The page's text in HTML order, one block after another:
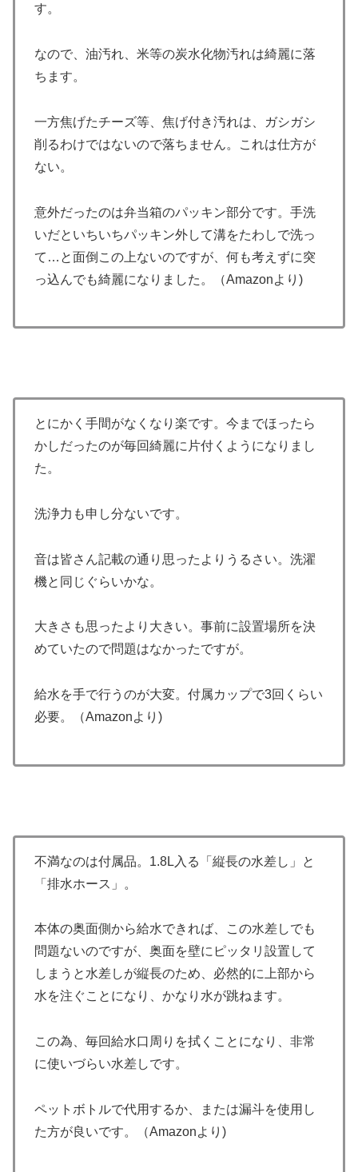
す。
なので、油汚れ、米等の炭水化物汚れは綺麗に落
ちます。
一方焦げたチーズ等、焦げ付き汚れは、ガシガシ
削るわけではないので落ちません。
これは仕方が
ない。
意外だったのは弁当箱のパッキン部分です。手洗
いだといちいちパッキン外して溝をたわしで洗っ
て…と面倒この上ないのですが、何も考えずに突
っ込んでも綺麗になりました。（Amazonより)
とにかく手間がなくなり楽です。今までほったら
かしだったのが毎回綺麗に片付くようになりまし
た。
洗浄力も申し分ないです。
音は皆さん記載の通り思ったよりうるさい。洗濯
機と同じぐらいかな。
大きさも思ったより大きい。事前に設置場所を決
めていたので問題はなかったですが。
給水を手で行うのが大変。付属カップで3回くらい
必要。
（Amazonより)
不満なのは付属品。1.8L入る「縦長の水差し」と
「排水ホース」。
本体の奥面側から給水できれば、この水差しでも
問題ないのですが、奥面を壁にピッタリ設置して
しまうと水差しが縦長のため、必然的に上部から
水を注ぐことになり、かなり水が跳ねます。
この為、毎回給水口周りを拭くことになり、非常
に使いづらい水差しです。
ペットボトルで代用するか、または漏斗を使用し
た方が良いです。（Amazonより)